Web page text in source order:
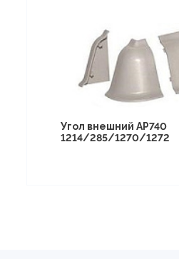
Угол внешний АР740
1214/285/1270/1272